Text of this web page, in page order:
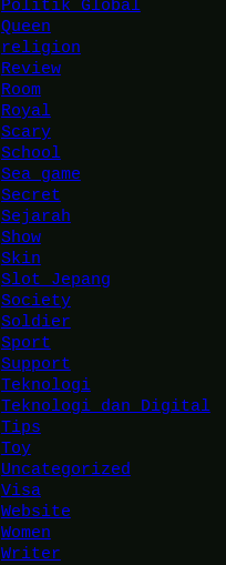
Politik Global
Queen
religion
Review
Room
Royal
Scary
School
Sea game
Secret
Sejarah
Show
Skin
Slot Jepang
Society
Soldier
Sport
Support
Teknologi
Teknologi dan Digital
Tips
Toy
Uncategorized
Visa
Website
Women
Writer